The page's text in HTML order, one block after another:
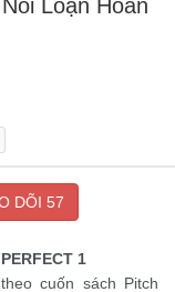
always
Loạn Hoàn
DÕI 57
1
cuốn sách Pitch